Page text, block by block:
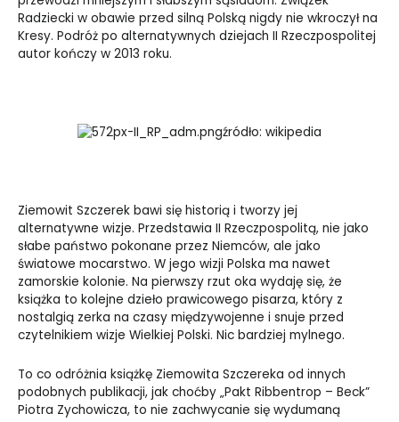
Radziecki w obawie przed silną Polską nigdy nie wkroczył na
Kresy. Podróż po alternatywnych dziejach II Rzeczpospolitej
autor kończy w 2013 roku.
źródło: wikipedia
Ziemowit Szczerek bawi się historią i tworzy jej
alternatywne wizje. Przedstawia II Rzeczpospolitą, nie jako
słabe państwo pokonane przez Niemców, ale jako
światowe mocarstwo. W jego wizji Polska ma nawet
zamorskie kolonie. Na pierwszy rzut oka wydaję się, że
książka to kolejne dzieło prawicowego pisarza, który z
nostalgią zerka na czasy międzywojenne i snuje przed
czytelnikiem wizje Wielkiej Polski. Nic bardziej mylnego.
To co odróżnia książkę Ziemowita Szczereka od innych
podobnych publikacji, jak choćby „Pakt Ribbentrop – Beck”
Piotra Zychowicza, to nie zachwycanie się wydumaną